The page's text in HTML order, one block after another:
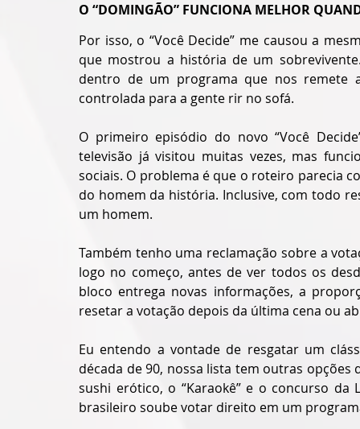
O “DOMINGÃO” FUNCIONA MELHOR
Por isso, o “Você Decide” me causou a
que mostrou a história de um
dentro de um programa que nos remete
controlada para a gente rir no sofá.
O primeiro episódio do novo “Você
televisão já visitou muitas vezes, mas
sociais. O problema é que o roteiro parecia
do homem da história. Inclusive, com todo
um homem.
Também tenho uma reclamação sobre a
logo no começo, antes de ver todos os
bloco entrega novas informações, a
resetar a votação depois da última cena ou
Eu entendo a vontade de resgatar um
década de 90, nossa lista tem outras opções
sushi erótico, o “Karaokê” e o concurso
brasileiro soube votar direito em um